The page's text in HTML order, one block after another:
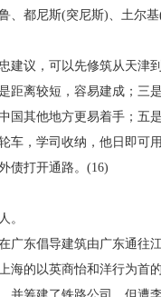
、都尼斯(突尼斯)、土尔基
建议，可以先修筑从天津
距离较短，容易建成；三
国其他地方更易着手；五
车，学司收纳，他日即可
债打开通路。 (16)
。
广东倡导建筑由广东通往
海的以英商怡和洋行为首